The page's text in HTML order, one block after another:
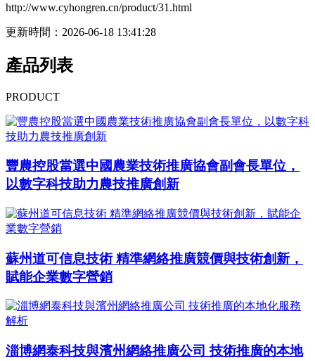
http://www.cyhongren.cn/product/31.html
更新時間：2026-06-18 13:41:28
產品列表
PRODUCT
豐農控股當選中國農業技術推廣協會副會長單位，
以數字科技助力農技推廣創新
蘇州道可信息技術 精準網絡推廣競價與技術創新，
賦能企業數字營銷
淄博網泰科技與濱州網絡推廣公司 技術推廣的本地